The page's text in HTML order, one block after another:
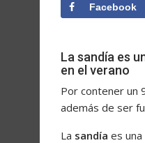
Facebook
La sandía es
en el verano
Por contener un
además de ser
La sandía es